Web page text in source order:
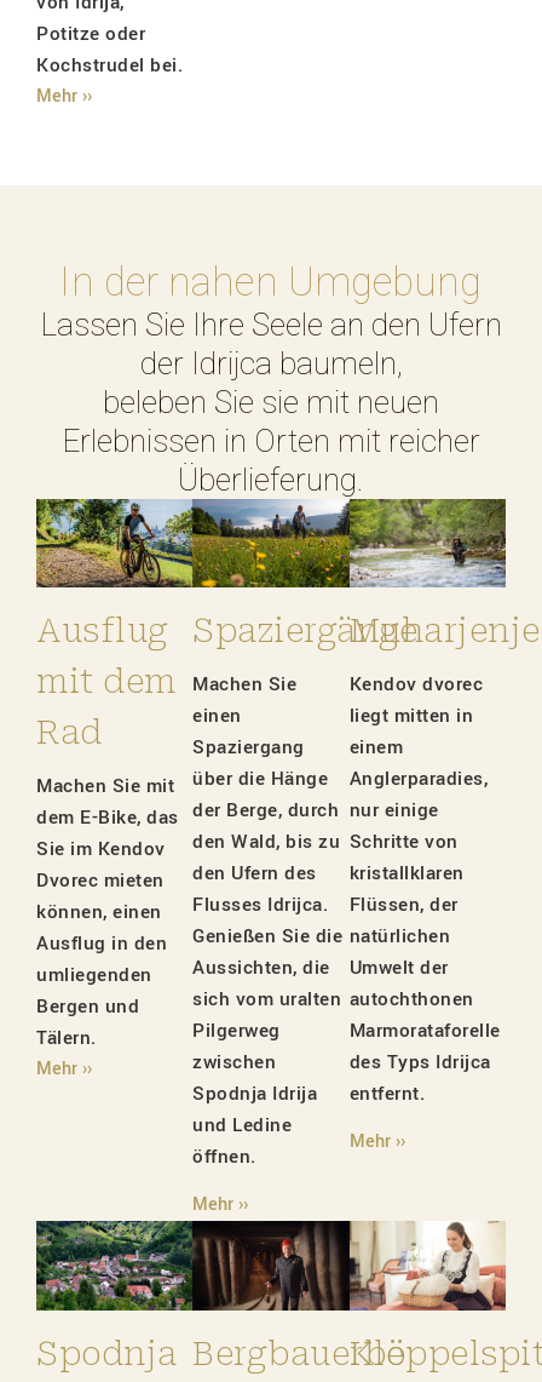
Potitze oder
Kochstrudel bei.
Mehr ››
In der nahen Umgebung
Lassen Sie Ihre Seele an den Ufern
der Idrijca baumeln,
beleben Sie sie mit neuen
Erlebnissen in Orten mit reicher
Überlieferung.
Ausflug
mit dem
Rad
Machen Sie mit
dem E-Bike, das
Sie im Kendov
Dvorec mieten
können, einen
Ausflug in den
umliegenden
Bergen und
Tälern.
Mehr ››
Spaziergänge
Machen Sie
einen
Spaziergang
über die Hänge
der Berge, durch
den Wald, bis zu
den Ufern des
Flusses Idrijca.
Genießen Sie die
Aussichten, die
sich vom uralten
Pilgerweg
zwischen
Spodnja Idrija
und Ledine
öffnen.
Mehr ››
Kendov dvorec
liegt mitten in
einem
Anglerparadies,
nur einige
Schritte von
kristallklaren
Flüssen, der
natürlichen
Umwelt der
autochthonen
Marmorataforelle
des Typs Idrijca
entfernt.
Mehr ››
Spodnja Bergbauerbe